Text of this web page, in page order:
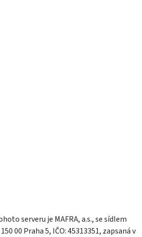
serveru je MAFRA, a.s., se sídlem
00 Praha 5, IČO: 45313351, zapsaná v